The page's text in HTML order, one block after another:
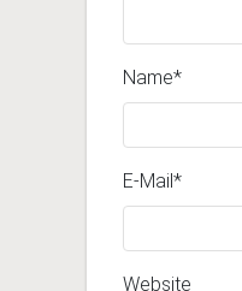
Name*
E-Mail*
Website